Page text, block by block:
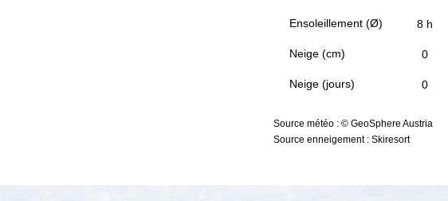
Ensoleillement (Ø)
Neige (cm)
Neige (jours)
8 h
0
0
Source météo : © GeoSphere Austria
Source enneigement : Skiresort